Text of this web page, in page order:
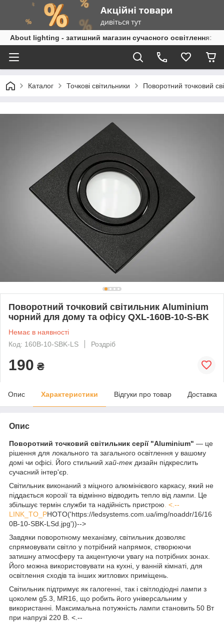
About lighting - затишний магазин сучасного освітлення:
Каталог Точкові світильники Поворотний точковий
Поворотний точковий світильник Aluminium
чорний для дому та офісу QXL-160B-10-S-BK
Немає в наявності
Код: 160B-10-SBK-LS
Роздріб
190 ₴
Опис Характеристики Відгуки про товар Доставка
Опис
Поворотний точковий світильник серії "Aluminium" — це
рішення для локального та загального освітлення у вашому
домі чи офісі. Його стильний хай-тек дизайн підкреслить
сучасний інтер'єр.
Світильник виконаний з міцного алюмінієвого каркасу, який не
піддається корозії та відмінно відводить тепло від лампи. Це
збільшує термін служби та надійність пристрою . <.--
LINK_TO_PHOTO('https://ledsystems.com.ua/img/noaddr/16/16
0B-10-SBK-LSd.jpg'))-->
Завдяки поворотному механізму, світильник дозволяє
спрямовувати світло у потрібний напрямок, створюючи
затишну атмосферу та акцентуючи увагу на потрібних зонах.
Його можна використовувати на кухні, у ванній кімнаті, для
освітлення сходів та інших житлових приміщень.
Світильник підтримує як галогенні, так і світлодіодні лампи з
цоколем g5.3, MR16, що робить його універсальним у
використанні. Максимальна потужність лампи становить 50 Вт
при напрузі 220 В. <.--